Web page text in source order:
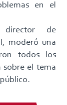
en el
director de
moderó una
todos los
sobre el tema